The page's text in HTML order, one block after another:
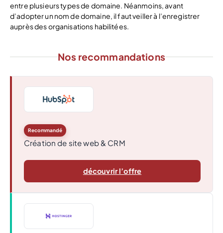
entre plusieurs types de domaine. Néanmoins, avant
d’adopter un nom de domaine, il faut veiller à l’enregistrer
auprès des organisations habilitées.
Nos recommandations
Recommandé
Création de site web & CRM
découvrir l’offre